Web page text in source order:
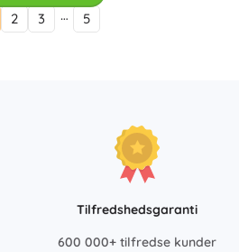
2 3 … 5
Tilfredshedsgaranti
600 000+ tilfredse kunder